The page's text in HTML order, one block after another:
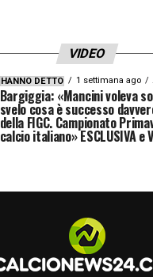
VIDEO
HANNO DETTO 1 settimana ago
Bargiggia: «Mancini voleva
svelo cosa è successo
della FIGC. Campionato
calcio italiano» ESCLUSIVA e